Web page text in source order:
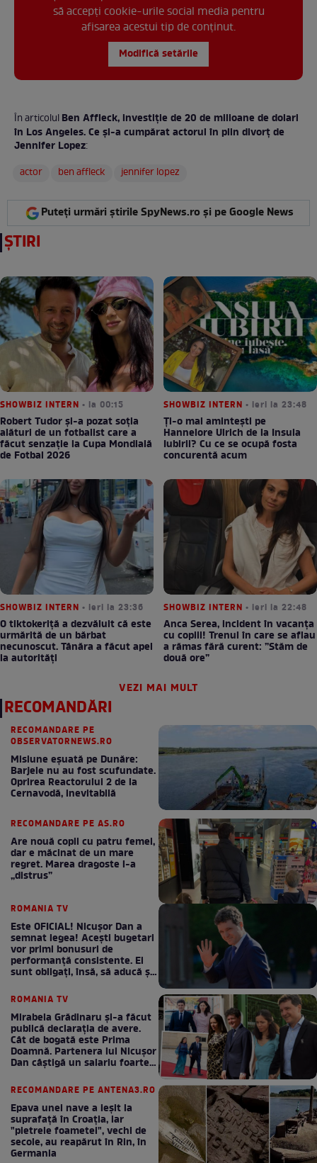
să accepți cookie-urile social media pentru
afisarea acestui tip de conținut.
Modifică setările
În articolulBen Affleck, investiție de 20 de milioane de dolari
în Los Angeles. Ce și-a cumpărat actorul în plin divorț de
Jennifer Lopez:
actor
ben affleck jennifer lopez
Puteți urmări știrile SpyNews.ro și pe Google News
ȘTIRI
SHOWBIZ INTERN • la 00:15
Robert Tudor și-a pozat soția
alături de un fotbalist care a
făcut senzație la Cupa Mondială
de Fotbal 2026
SHOWBIZ INTERN • ieri la 23:48
Ți-o mai amintești pe
Hannelore Ulrich de la Insula
Iubirii? Cu ce se ocupă fosta
concurentă acum
SHOWBIZ INTERN • ieri la 23:36
O tiktokeriță a dezvăluit că este
urmărită de un bărbat
necunoscut. Tânăra a făcut apel
la autorități
SHOWBIZ INTERN • ieri la 22:48
Anca Serea, incident în vacanța
cu copiii! Trenul în care se aflau
a rămas fără curent: ”Stăm de
două ore”
VEZI MAI MULT
RECOMANDĂRI
RECOMANDARE PE
OBSERVATORNEWS.RO
Misiune eșuată pe Dunăre:
Barjele nu au fost scufundate.
Oprirea Reactorului 2 de la
Cernavodă, inevitabilă
RECOMANDARE PE AS.RO
Are nouă copii cu patru femei,
dar e măcinat de un mare
regret. Marea dragoste l-a
„distrus”
ROMANIA TV
Este OFICIAL! Nicușor Dan a
semnat legea! Acești bugetari
vor primi bonusuri de
performanță consistente. Ei
sunt obligați, însă, să aducă și
ROMANIA TV
Mirabela Grădinaru și-a făcut
publică declarația de avere.
Cât de bogată este Prima
Doamnă. Partenera lui Nicușor
Dan câștigă un salariu foarte
RECOMANDARE PE ANTENA3.RO
Epava unei nave a ieșit la
suprafață în Croația, iar
"pietrele foametei", vechi de
secole, au reapărut în Rin, în
Germania